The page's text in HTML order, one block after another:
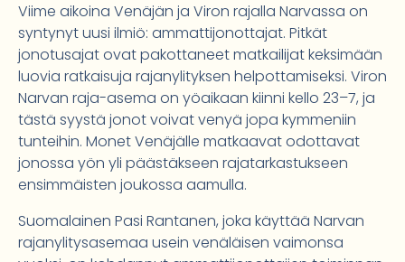
Viime aikoina Venäjän ja Viron rajalla Narvassa on
syntynyt uusi ilmiö: ammattijonottajat. Pitkät
jonotusajat ovat pakottaneet matkailijat keksimään
luovia ratkaisuja rajanylityksen helpottamiseksi. Viron
Narvan raja-asema on yöaikaan kiinni kello 23–7, ja
tästä syystä jonot voivat venyä jopa kymmeniin
tunteihin. Monet Venäjälle matkaavat odottavat
jonossa yön yli päästäkseen rajatarkastukseen
ensimmäisten joukossa aamulla.
Suomalainen Pasi Rantanen, joka käyttää Narvan
rajanylitysasemaa usein venäläisen vaimonsa